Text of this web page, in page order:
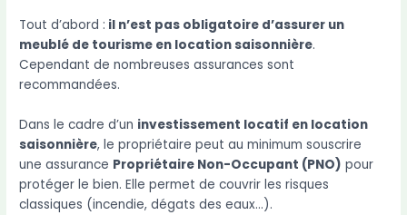
Tout d’abord : il n’est pas obligatoire d’assurer un
meublé de tourisme en location saisonnière.
Cependant de nombreuses assurances sont
recommandées.
Dans le cadre d’un investissement locatif en location
saisonnière, le propriétaire peut au minimum souscrire
une assurance Propriétaire Non-Occupant (PNO) pour
protéger le bien. Elle permet de couvrir les risques
classiques (incendie, dégats des eaux…).